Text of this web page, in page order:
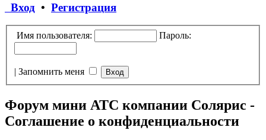
Вход • Регистрация
Имя пользователя: Пароль:
| Запомнить меня
Форум мини АТС компании Солярис -
Соглашение о конфиденциальности